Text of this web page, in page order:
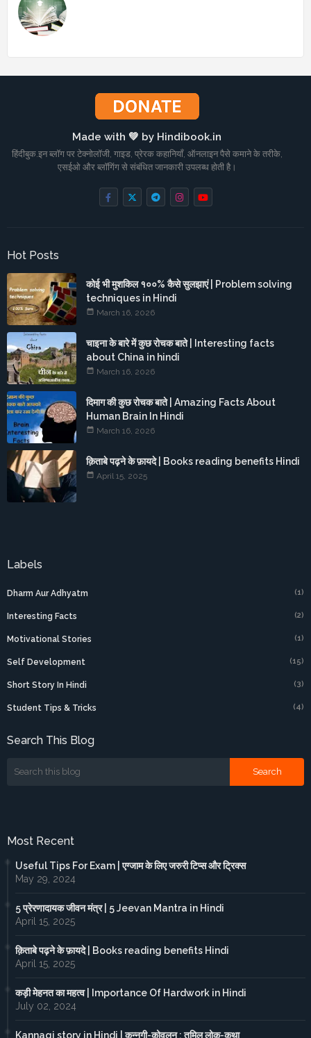
Made with 💚 by Hindibook.in
हिंदीबुक.इन ब्लॉग पर टेक्नोलॉजी, गाइड, प्रेरक कहानियाँ, ऑनलाइन पैसे कमाने के तरीके,
एसईओ और ब्लॉगिंग से संबंधित जानकारी उपलब्ध होती है।
Hot Posts
कोई भी मुशकिल १००% कैसे सुलझाएं | Problem solving
techniques in Hindi
March 16, 2026
चाइना के बारे में कुछ रोचक बाते | Interesting facts
about China in hindi
March 16, 2026
दिमाग की कुछ रोचक बाते | Amazing Facts About
Human Brain In Hindi
March 16, 2026
क़िताबे पढ़ने के फ़ायदे | Books reading benefits Hindi
April 15, 2025
Labels
Dharm Aur Adhyatm (1)
Interesting Facts (2)
Motivational Stories (1)
Self Development (15)
Short Story In Hindi (3)
Student Tips & Tricks (4)
Search This Blog
Most Recent
Useful Tips For Exam | एग्जाम के लिए जरुरी टिप्स और ट्रिक्स
May 29, 2024
5 प्रेरणादायक जीवन मंत्र | 5 Jeevan Mantra in Hindi
April 15, 2025
क़िताबे पढ़ने के फ़ायदे | Books reading benefits Hindi
April 15, 2025
कड़ी मेहनत का महत्व | Importance Of Hardwork in Hindi
July 02, 2024
Kannagi story in Hindi | कन्नगी-कोवलन : तमिल लोक-कथा